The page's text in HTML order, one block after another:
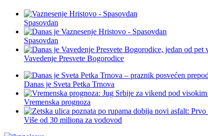
Spasovdan
Spasovdan
Vavedenje Presvete Bogorodice
Danas je Sveta Petka Trnova
Vremenska prognoza
Više od 30 miliona za vodovod